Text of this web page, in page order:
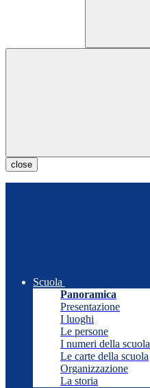
close
Scuola
Panoramica
Presentazione
I luoghi
Le persone
I numeri della scuola
Le carte della scuola
Organizzazione
La storia